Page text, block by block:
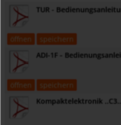
TUR -
öffnen
speichern
ADI-1F -
öffnen
speichern
Kompaktelektronik